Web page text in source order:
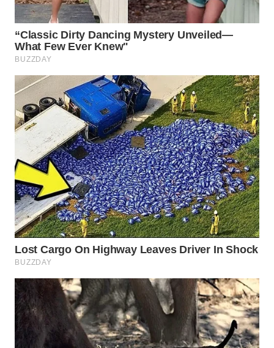
INFRASTRUKTUR
WAHANA
KONSUMEN
WAHANA
LISTRIK
WAHANA
TRAVEL
WAHANA
TV
WAHANANEWS
ID
WAHANANEWS
CO ID
WAHANANEWS
NET